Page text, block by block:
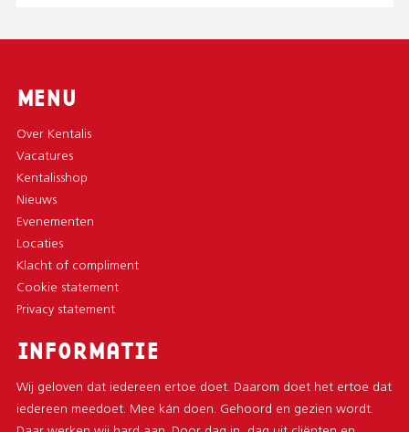
MENU
Over Kentalis
Vacatures
Kentalisshop
Nieuws
Evenementen
Locaties
Klacht of compliment
Cookie statement
Privacy statement
INFORMATIE
Wij geloven dat iedereen ertoe doet. Daarom doet het ertoe dat
iedereen meedoet. Mee kán doen. Gehoord en gezien wordt.